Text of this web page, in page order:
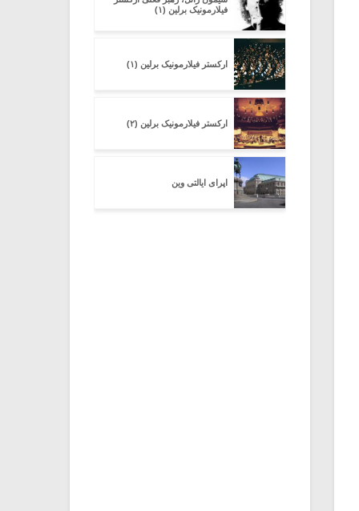
فیلارمونیک برلین (۱)
ارکستر فیلارمونیک برلین (۱)
ارکستر فیلارمونیک برلین (۲)
اپرای ایالتی وین